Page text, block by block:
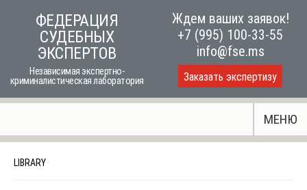
ФЕДЕРАЦИЯ
СУДЕБНЫХ
ЭКСПЕРТОВ
Независимая экспертно-
криминалистическая лаборатория
Ждем ваших заявок!
+7 (995) 100-33-55
info@fse.ms
Заказать экспертизу
МЕНЮ
LIBRARY